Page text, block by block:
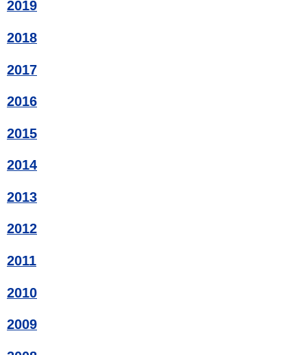
2019
2018
2017
2016
2015
2014
2013
2012
2011
2010
2009